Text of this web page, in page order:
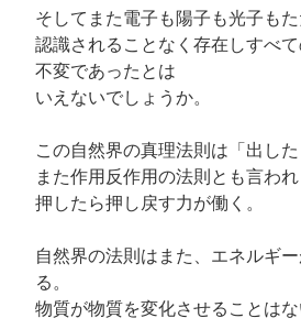
そしてまた電子も陽子も光子も
認識されることなく存在しすべて
不変であったとは
いえないでしょうか。
この自然界の真理法則は「出した
また作用反作用の法則とも言われ
押したら押し戻す力が働く。
自然界の法則はまた、エネルギ
る。
物質が物質を変化させることはな